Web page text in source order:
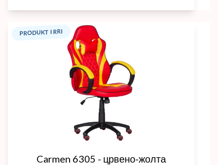
PRODUKT I RRI
Carmen 6305 - црвено-жолта